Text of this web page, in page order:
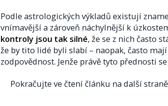
Podle astrologických výkladů existují
vnímavější a zároveň náchylnější k
kontroly jsou tak silné, že se z nich často
že by tito lidé byli slabí – naopak, často
zodpovědnost. Jenže právě tyto přednosti
Pokračujte ve čtení článku na další